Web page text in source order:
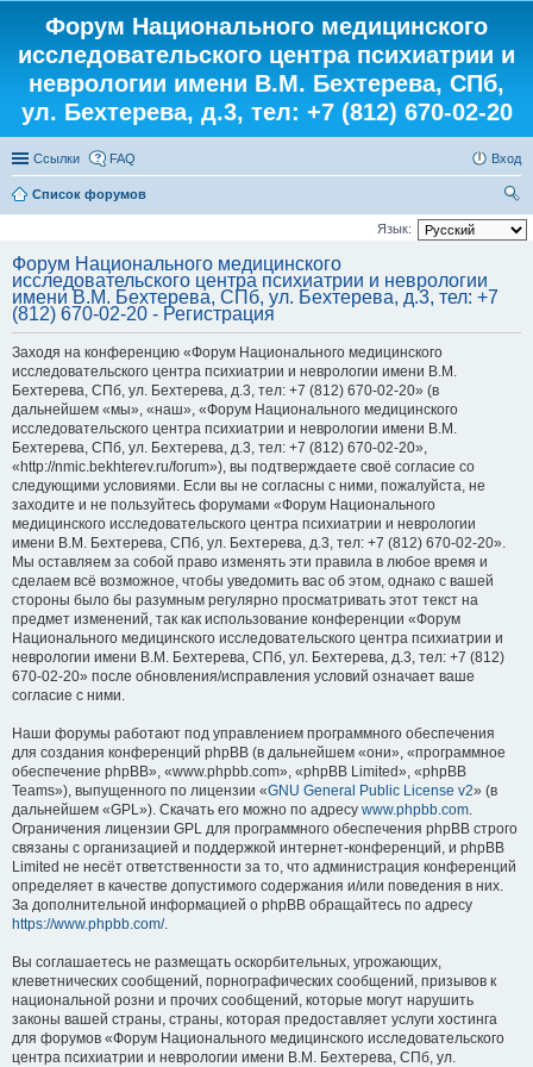
Форум Национального медицинского
исследовательского центра психиатрии и
неврологии имени В.М. Бехтерева, СПб,
ул. Бехтерева, д.3, тел: +7 (812) 670-02-20
Ссылки FAQ Вход
Список форумов
ои
Язык:
Форум Национального медицинского
исследовательского центра психиатрии и неврологии
имени В.М. Бехтерева, СПб, ул. Бехтерева, д.3, тел: +7
(812) 670-02-20 - Регистрация
Заходя на конференцию «Форум Национального медицинского
исследовательского центра психиатрии и неврологии имени В.М.
Бехтерева, СПб, ул. Бехтерева, д.3, тел: +7 (812) 670-02-20» (в
дальнейшем «мы», «наш», «Форум Национального медицинского
исследовательского центра психиатрии и неврологии имени В.М.
Бехтерева, СПб, ул. Бехтерева, д.3, тел: +7 (812) 670-02-20»,
«http://nmic.bekhterev.ru/forum»), вы подтверждаете своё согласие со
следующими условиями. Если вы не согласны с ними, пожалуйста, не
заходите и не пользуйтесь форумами «Форум Национального
медицинского исследовательского центра психиатрии и неврологии
имени В.М. Бехтерева, СПб, ул. Бехтерева, д.3, тел: +7 (812) 670-02-20».
Мы оставляем за собой право изменять эти правила в любое время и
сделаем всё возможное, чтобы уведомить вас об этом, однако с вашей
стороны было бы разумным регулярно просматривать этот текст на
предмет изменений, так как использование конференции «Форум
Национального медицинского исследовательского центра психиатрии и
неврологии имени В.М. Бехтерева, СПб, ул. Бехтерева, д.3, тел: +7 (812)
670-02-20» после обновления/исправления условий означает ваше
согласие с ними.
Наши форумы работают под управлением программного обеспечения
для создания конференций phpBB (в дальнейшем «они», «программное
обеспечение phpBB», «www.phpbb.com», «phpBB Limited», «phpBB
Teams»), выпущенного по лицензии «GNU General Public License v2» (в
дальнейшем «GPL»). Скачать его можно по адресу www.phpbb.com.
Ограничения лицензии GPL для программного обеспечения phpBB строго
связаны с организацией и поддержкой интернет-конференций, и phpBB
Limited не несёт ответственности за то, что администрация конференций
определяет в качестве допустимого содержания и/или поведения в них.
За дополнительной информацией о phpBB обращайтесь по адресу
https://www.phpbb.com/.
Вы соглашаетесь не размещать оскорбительных, угрожающих,
клеветнических сообщений, порнографических сообщений, призывов к
национальной розни и прочих сообщений, которые могут нарушить
законы вашей страны, страны, которая предоставляет услуги хостинга
для форумов «Форум Национального медицинского исследовательского
центра психиатрии и неврологии имени В.М. Бехтерева, СПб, ул.